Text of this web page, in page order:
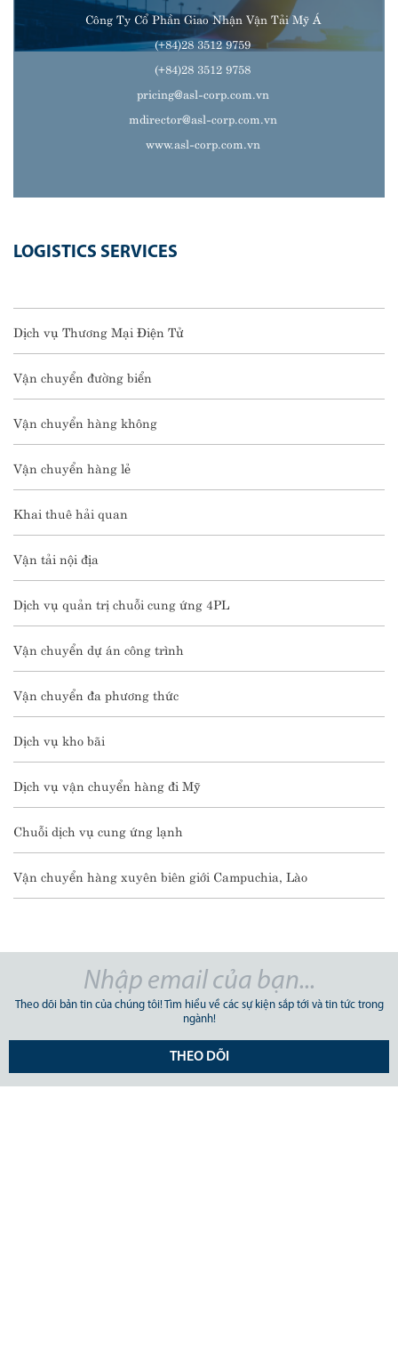
Công Ty Cổ Phần Giao Nhận Vận Tải Mỹ Á
(+84)28 3512 9759
(+84)28 3512 9758
pricing@asl-corp.com.vn
mdirector@asl-corp.com.vn
www.asl-corp.com.vn
LOGISTICS SERVICES
Dịch vụ Thương Mại Điện Tử
Vận chuyển đường biển
Vận chuyển hàng không
Vận chuyển hàng lẻ
Khai thuê hải quan
Vận tải nội địa
Dịch vụ quản trị chuỗi cung ứng 4PL
Vận chuyển dự án công trình
Vận chuyển đa phương thức
Dịch vụ kho bãi
Dịch vụ vận chuyển hàng đi Mỹ
Chuỗi dịch vụ cung ứng lạnh
Vận chuyển hàng xuyên biên giới Campuchia, Lào
Theo dõi bản tin của chúng tôi! Tìm hiểu về các sự kiện sắp tới và tin tức trong
ngành!
THEO DÕI